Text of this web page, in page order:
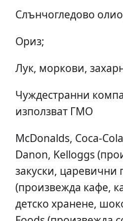
Слънчогледово
Ориз;
Лук, моркови,
Чуждестранни
използват ГМО
McDonalds, Coca-
Danon, Kelloggs
закуски,
(произвежда кафе,
детско хранене,